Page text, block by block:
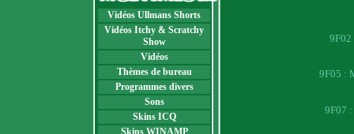
Vidéos Ullmans Shorts
Vidéos Itchy & Scratchy
Show
Vidéos
Thèmes de bureau
Programmes divers
Sons
Skins ICQ
Skins WINAMP
9F02
9F05 :
9F07 :